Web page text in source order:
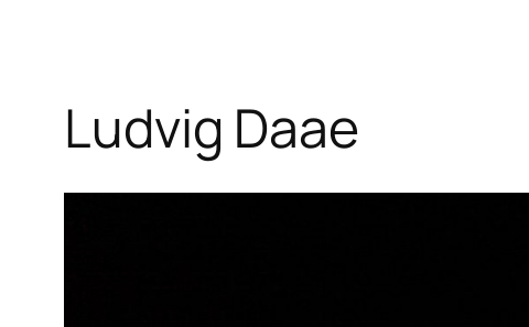
Ludvig Daae